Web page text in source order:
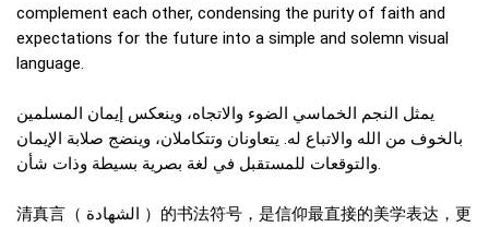
complement each other, condensing the purity of faith and
expectations for the future into a simple and solemn visual
language.
يمثل النجم الخماسي الضوء والاتجاه، وينعكس إيمان المسلمين
بالخوف من الله والاتباع له. يتعاونان وتتكاملان، وينضج صلابة الإيمان
والتوقعات للمستقبل في لغة بصرية بسيطة وذات شأن.
清真言（ الشهادة ）的书法符号，是信仰最直接的美学表达，更